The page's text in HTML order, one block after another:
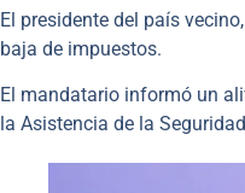
El presidente del país
baja de impuestos.
El mandatario informó un
la Asistencia de la